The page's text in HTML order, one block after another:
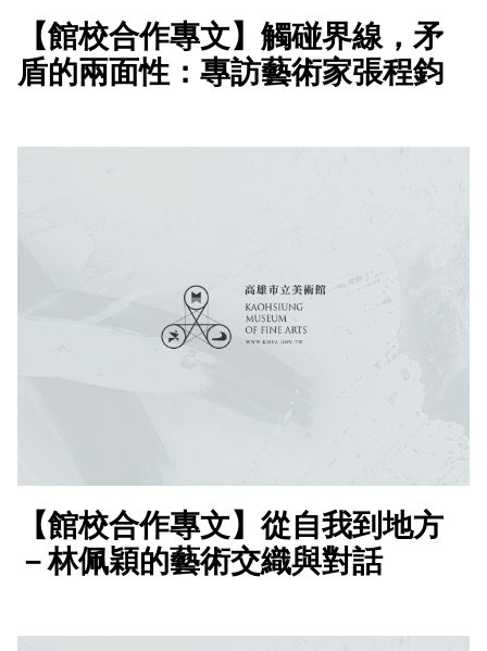
【館校合作專文】觸碰界線，矛
盾的兩面性：專訪藝術家張程鈞
【館校合作專文】從自我到地方
－林佩穎的藝術交織與對話